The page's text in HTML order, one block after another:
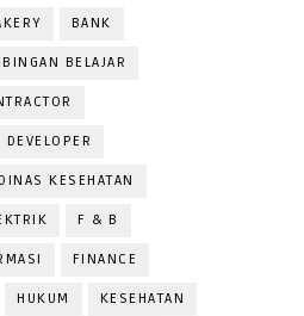
BANK
BELAJAR
DEVELOPER
DINAS KESEHATAN
F & B
FINANCE
HUKUM KESEHATAN